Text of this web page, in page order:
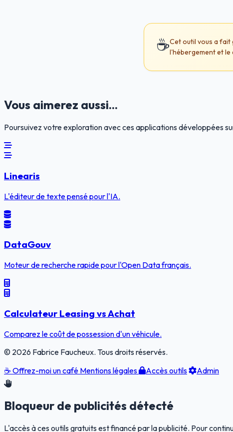
☕Cet outil vous a
l'hébergement et le
Vous aimerez aussi...
Poursuivez votre exploration avec ces applications développées
Linearis
L'éditeur de texte pensé pour l'IA.
DataGouv
Moteur de recherche rapide pour l'Open Data français.
Calculateur Leasing vs Achat
Comparez le coût de possession d'un véhicule.
© 2026 Fabrice Faucheux. Tous droits réservés.
☕ Offrez-moi un café Mentions légales Accès outils Admin
Bloqueur de publicités détecté
L'accès à ces outils gratuits est financé par la publicité. Pour